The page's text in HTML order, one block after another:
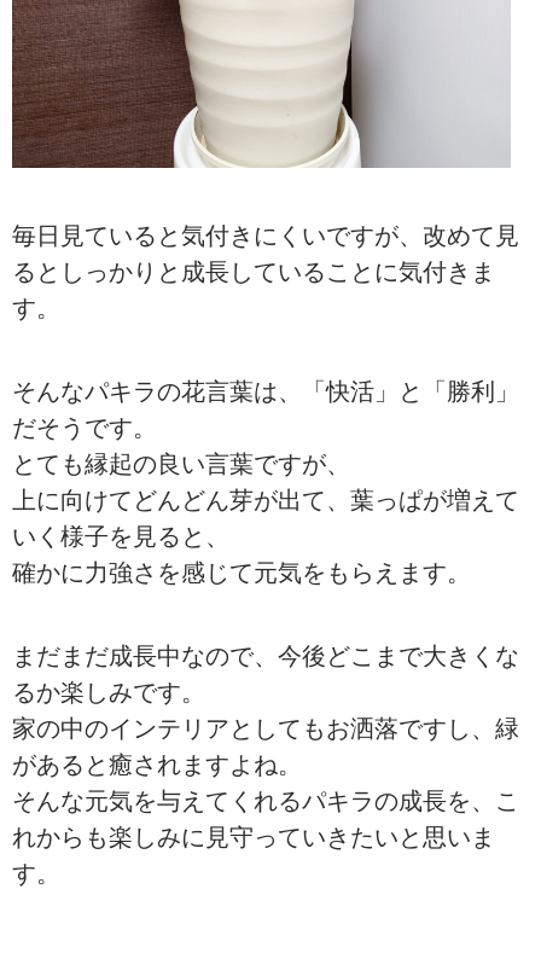
毎日見ていると気付きにくいですが、改めて見
るとしっかりと成長していることに気付きま
す。
そんなパキラの花言葉は、「快活」と「勝利」
だそうです。
とても縁起の良い言葉ですが、
上に向けてどんどん芽が出て、葉っぱが増えて
いく様子を見ると、
確かに力強さを感じて元気をもらえます。
まだまだ成長中なので、今後どこまで大きくな
るか楽しみです。
家の中のインテリアとしてもお洒落ですし、緑
があると癒されますよね。
そんな元気を与えてくれるパキラの成長を、こ
れからも楽しみに見守っていきたいと思いま
す。